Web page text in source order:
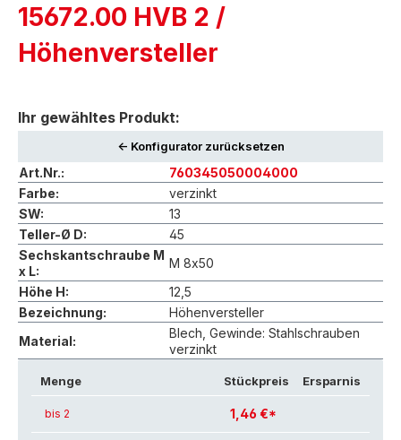
15672.00 HVB 2 /
Höhenversteller
Ihr gewähltes Produkt:
<- Konfigurator zurücksetzen
Art.Nr.:
760345050004000
Farbe:
verzinkt
SW:
13
Teller-Ø D:
45
Sechskantschraube M
x L:
M 8x50
Höhe H:
12,5
Bezeichnung:
Höhenversteller
Material:
Blech, Gewinde: Stahlschrauben
verzinkt
Menge Stückpreis Ersparnis
bis 2 1,46 €*